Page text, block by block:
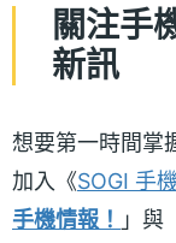
關注手
新訊
想要第一時間掌
加入《SOGI 手
手機情報！ 」與